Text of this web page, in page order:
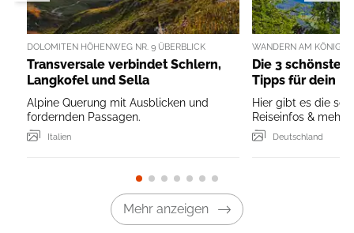
DOLOMITEN HÖHENWEG NR. 9 ÜBERBLICK
Transversale verbindet Schlern,
Langkofel und Sella
Alpine Querung mit Ausblicken und
fordernden Passagen.
Italien
WANDERN AM
Die 3
Tipps für dein
Hier gibt es die
Reiseinfos & mehr
Deutschland
Mehr anzeigen